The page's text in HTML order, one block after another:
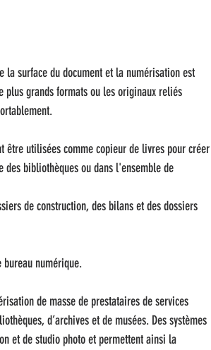
la surface du document et la numérisation est
plus grands formats ou les originaux reliés
être utilisées comme copieur de livres pour créer
bibliothèques ou dans l'ensemble de
de construction, des bilans et des dossiers
bureau numérique.
de masse de prestataires de services
d’archives et de musées. Des systèmes
et de studio photo et permettent ainsi la